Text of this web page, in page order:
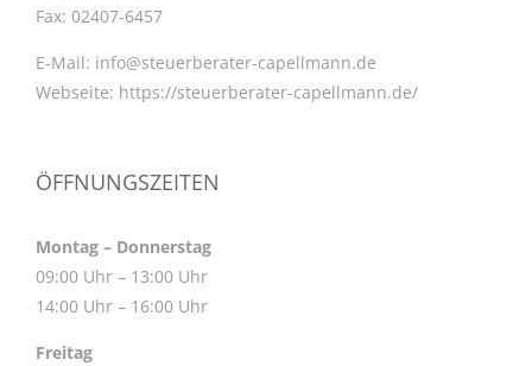
Fax: 02407-6457
E-Mail: info@steuerberater-capellmann.de
Webseite: https://steuerberater-capellmann.de/
ÖFFNUNGSZEITEN
Montag – Donnerstag
09:00 Uhr – 13:00 Uhr
14:00 Uhr – 16:00 Uhr
Freitag